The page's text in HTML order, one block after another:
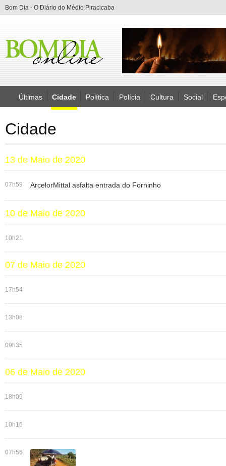
Bom Dia - O Diário do Médio Piracicaba
Últimas Cidade Política Polícia Cultura Social
Cidade
13 de Maio de 2020
07h59 ArcelorMittal asfalta entrada do Forninho
10 de Maio de 2020
10h21
07 de Maio de 2020
17h54
13h08
09h35
06 de Maio de 2020
18h09
10h16
07h56